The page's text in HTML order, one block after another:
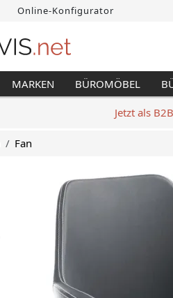
Online-Konfigurator
MARKEN BÜROMÖBEL
Jetzt als
Fan